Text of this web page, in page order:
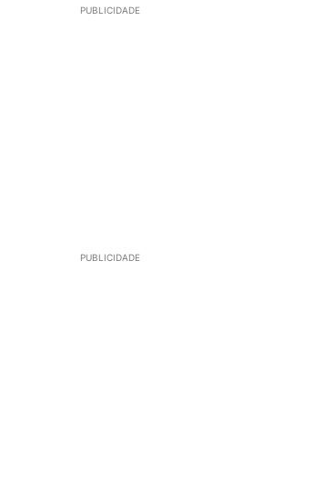
PUBLICIDADE
PUBLICIDADE